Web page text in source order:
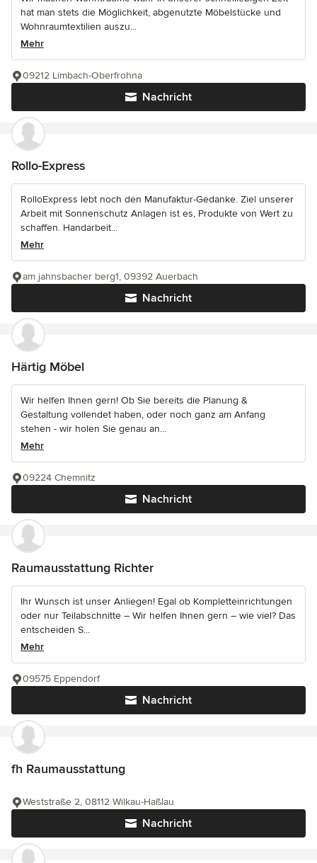
hat man stets die Möglichkeit, abgenutzte Möbelstücke und
Wohnraumtextilien auszu...
Mehr
Nachricht
09212 Limbach-Oberfrohna
Rollo-Express
RolloExpress lebt noch den Manufaktur-Gedanke. Ziel unserer
Arbeit mit Sonnenschutz Anlagen ist es, Produkte von Wert zu
schaffen. Handarbeit...
Mehr
Nachricht
am jahnsbacher berg1, 09392 Auerbach
Härtig Möbel
Wir helfen Ihnen gern! Ob Sie bereits die Planung &
Gestaltung vollendet haben, oder noch ganz am Anfang
stehen - wir holen Sie genau an...
Mehr
Nachricht
09224 Chemnitz
Raumausstattung Richter
Ihr Wunsch ist unser Anliegen! Egal ob Kompletteinrichtungen
oder nur Teilabschnitte – Wir helfen Ihnen gern – wie viel? Das
entscheiden S...
Mehr
Nachricht
09575 Eppendorf
fh Raumausstattung
Nachricht
Weststraße 2, 08112 Wilkau-Haßlau